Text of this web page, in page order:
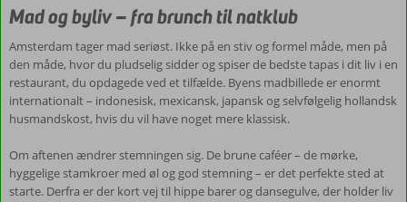
Mad og byliv – fra brunch til natklub
Amsterdam tager mad seriøst. Ikke på en stiv og formel måde, men på
den måde, hvor du pludselig sidder og spiser de bedste tapas i dit liv i en
restaurant, du opdagede ved et tilfælde. Byens madbillede er enormt
internationalt – indonesisk, mexicansk, japansk og selvfølgelig hollandsk
husmandskost, hvis du vil have noget mere klassisk.
Om aftenen ændrer stemningen sig. De brune caféer – de mørke,
hyggelige stamkroer med øl og god stemning – er det perfekte sted at
starte. Derfra er der kort vej til hippe barer og dansegulve, der holder liv